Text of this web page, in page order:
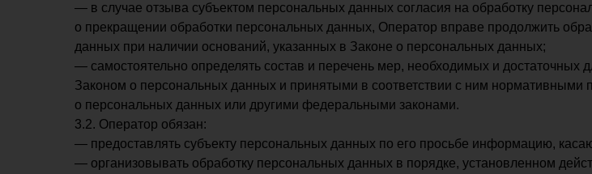
— в случае отзыва субъектом персональных данных согласия на обработку
о прекращении обработки персональных данных, Оператор вправе продолжить
данных при наличии оснований, указанных в Законе о персональных данных;
— самостоятельно определять состав и перечень мер, необходимых и
Законом о персональных данных и принятыми в соответствии с ним
о персональных данных или другими федеральными законами.
3.2. Оператор обязан:
— предоставлять субъекту персональных данных по его просьбе информацию,
— организовывать обработку персональных данных в порядке, установленном